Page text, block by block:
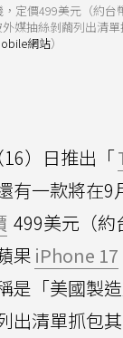
定價499美元（約台
外媒抽絲剝繭列出清
網站）
）日推出「
有一款將在9
499美元（約
果 iPhone 17
是「美國製
出清單抓包